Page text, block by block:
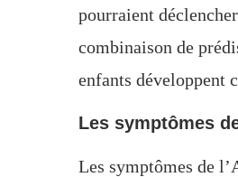
pourraient
combinaison de
enfants développent
Les symptômes
Les symptômes de